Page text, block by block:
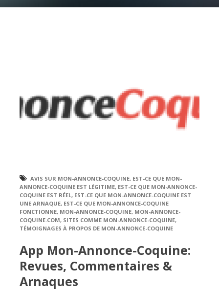
AVIS SUR MON-ANNONCE-COQUINE, EST-CE QUE MON-
ANNONCE-COQUINE EST LÉGITIME, EST-CE QUE MON-ANNONCE-
COQUINE EST RÉEL, EST-CE QUE MON-ANNONCE-COQUINE EST
UNE ARNAQUE, EST-CE QUE MON-ANNONCE-COQUINE
FONCTIONNE, MON-ANNONCE-COQUINE, MON-ANNONCE-
COQUINE.COM, SITES COMME MON-ANNONCE-COQUINE,
TÉMOIGNAGES À PROPOS DE MON-ANNONCE-COQUINE
App Mon-Annonce-Coquine:
Revues, Commentaires &
Arnaques